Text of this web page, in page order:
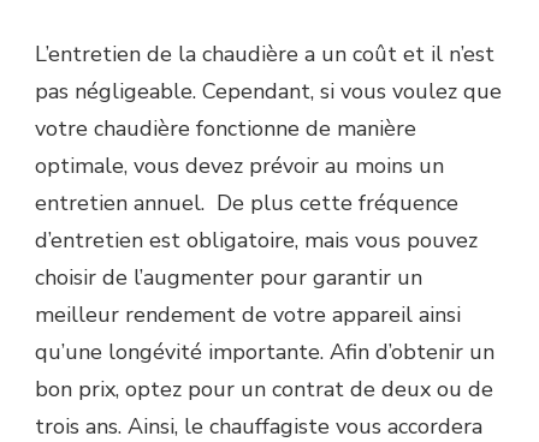
L’entretien de la chaudière a un coût et il n’est
pas négligeable. Cependant, si vous voulez que
votre chaudière fonctionne de manière
optimale, vous devez prévoir au moins un
entretien annuel. De plus cette fréquence
d’entretien est obligatoire, mais vous pouvez
choisir de l’augmenter pour garantir un
meilleur rendement de votre appareil ainsi
qu’une longévité importante. Afin d’obtenir un
bon prix, optez pour un contrat de deux ou de
trois ans. Ainsi, le chauffagiste vous accordera